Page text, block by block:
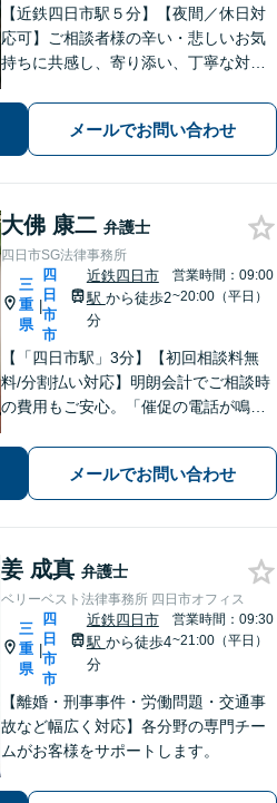
【近鉄四日市駅５分】【夜間／休日対
応可】ご相談者様の辛い・悲しいお気
持ちに共感し、寄り添い、丁寧な対応
相続／刑事事件など、幅広く対応【地
域に根ざした弁護士】お気軽にお問い
合わせください。
メールでお問い合わせ
大佛 康二 弁護士
四日市SG法律事務所
三
重
県
|
四
日
市
市
近鉄四日市
駅 から徒歩2
分
営業時間：09:00
~20:00（平日）
【「四日市駅」3分】【初回相談料無
料/分割払い対応】明朗会計でご相談時
の費用もご安心。「催促の電話が鳴り
た」に対応できます。自己破産や任意
整理、個人再生など幅広い解決方法を
提示【完全個室で安心】
メールでお問い合わせ
姜 成真 弁護士
ベリーベスト法律事務所 四日市オフィス
三
重
県
|
四
日
市
市
近鉄四日市
駅 から徒歩4
分
営業時間：09:30
~21:00（平日）
【離婚・刑事事件・労働問題・交通事
故など幅広く対応】各分野の専門チー
ムがお客様をサポートします。